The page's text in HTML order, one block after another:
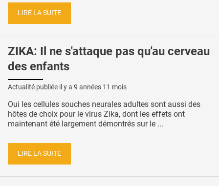
LIRE LA SUITE
ZIKA: Il ne s'attaque pas qu'au cerveau
des enfants
Actualité publiée il y a 9 années 11 mois
Oui les cellules souches neurales adultes sont aussi des
hôtes de choix pour le virus Zika, dont les effets ont
maintenant été largement démontrés sur le ...
LIRE LA SUITE